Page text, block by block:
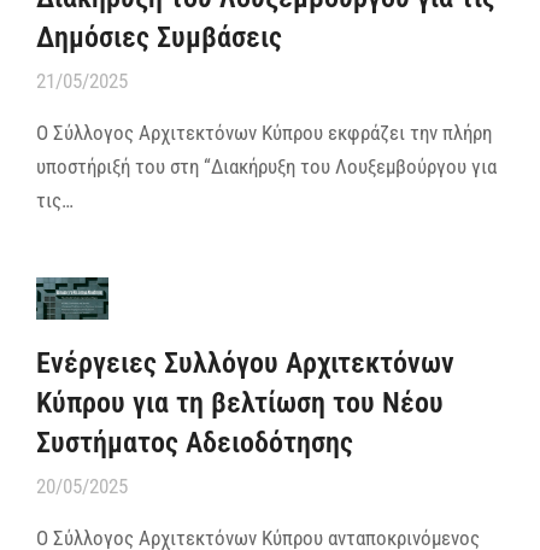
Δημόσιες Συμβάσεις
21/05/2025
Ο Σύλλογος Αρχιτεκτόνων Κύπρου εκφράζει την πλήρη
υποστήριξή του στη “Διακήρυξη του Λουξεμβούργου για
τις…
Ενέργειες Συλλόγου Αρχιτεκτόνων
Κύπρου για τη βελτίωση του Νέου
Συστήματος Αδειοδότησης
20/05/2025
Ο Σύλλογος Αρχιτεκτόνων Κύπρου ανταποκρινόμενος